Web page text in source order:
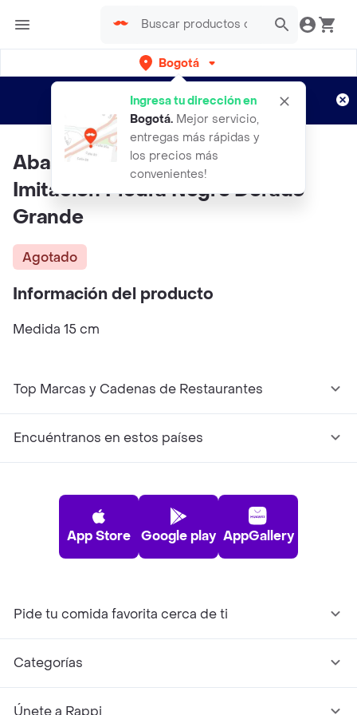
Bogotá
Ingresa tu dirección en
Bogotá. Mejor servicio,
entregas más rápidas y
los precios más
convenientes!
envíos gratis por semanas
Aplican TyC
Abastodeco Matera Plástica
Imitación Piedra Negro Dorado
Grande
Agotado
Información del producto
Medida 15 cm
Top Marcas y Cadenas de Restaurantes
Encuéntranos en estos países
App Store Google play AppGallery
Pide tu comida favorita cerca de ti
Categorías
Únete a Rappi